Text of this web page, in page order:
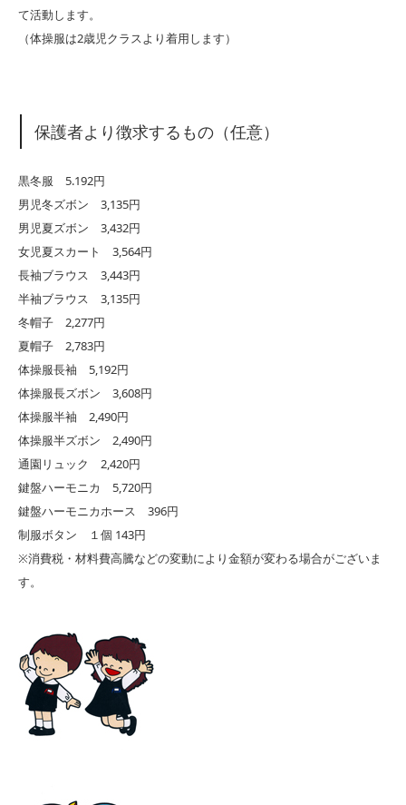
て活動します。
（体操服は2歳児クラスより着用します）
保護者より徴求するもの（任意）
黒冬服 5.192円
男児冬ズボン 3,135円
男児夏ズボン 3,432円
女児夏スカート 3,564円
長袖ブラウス 3,443円
半袖ブラウス 3,135円
冬帽子 2,277円
夏帽子 2,783円
体操服長袖 5,192円
体操服長ズボン 3,608円
体操服半袖 2,490円
体操服半ズボン 2,490円
通園リュック 2,420円
鍵盤ハーモニカ 5,720円
鍵盤ハーモニカホース 396円
制服ボタン １個 143円
※消費税・材料費高騰などの変動により金額が変わる場合がございま
す。